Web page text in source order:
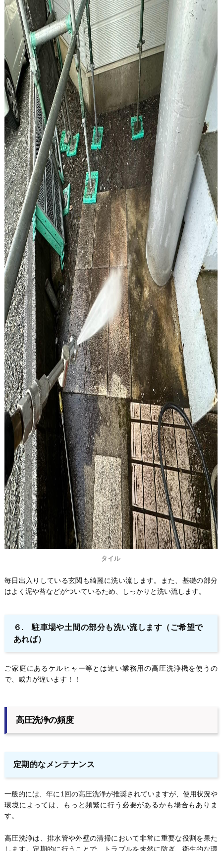
タイル
毎日出入りしている玄関も綺麗に洗い流します。また、基礎の部分
はよく泥や苔などがついているため、しっかりと洗い流します。
６. 駐車場や土間の部分も洗い流します （ご希望で
あれば）
ご家庭にあるケルヒャー等とは違い業務用の高圧洗浄機を使うの
で、威力が違います！！
高圧洗浄の頻度
定期的なメンテナンス
一般的には、年に1回の高圧洗浄が推奨されていますが、使用状況や
環境によっては、もっと頻繁に行う必要があるかも場合もありま
す。
高圧洗浄は、排水管や外壁の清掃において非常に重要な役割を果た
します。定期的に行うことで、トラブルを未然に防ぎ、衛生的な環